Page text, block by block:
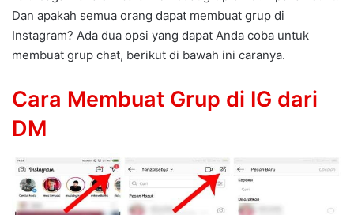
Dan apakah semua orang dapat membuat grup di
Instagram? Ada dua opsi yang dapat Anda coba untuk
membuat grup chat, berikut di bawah ini caranya.
Cara Membuat Grup di IG dari
DM